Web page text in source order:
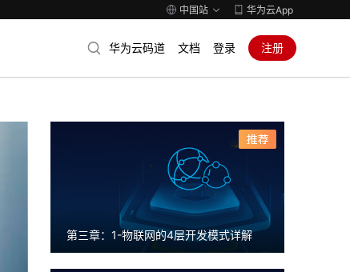
中国站 华为云App
华为云码道 文档 登录 注册
第三章：1-物联网的4层开发模式详解